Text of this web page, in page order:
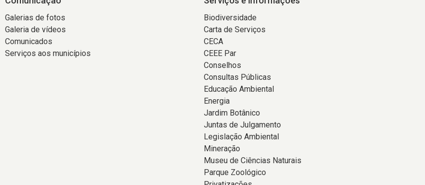
Galerias de fotos
Galeria de vídeos
Comunicados
Serviços aos municípios
Biodiversidade
Carta de Serviços
CECA
CEEE Par
Conselhos
Consultas Públicas
Educação Ambiental
Energia
Jardim Botânico
Juntas de Julgamento
Legislação Ambiental
Mineração
Museu de Ciências Naturais
Parque Zoológico